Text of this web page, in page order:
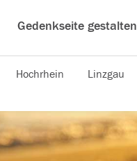
Gedenkseite gestalten
Hochrhein Linzgau